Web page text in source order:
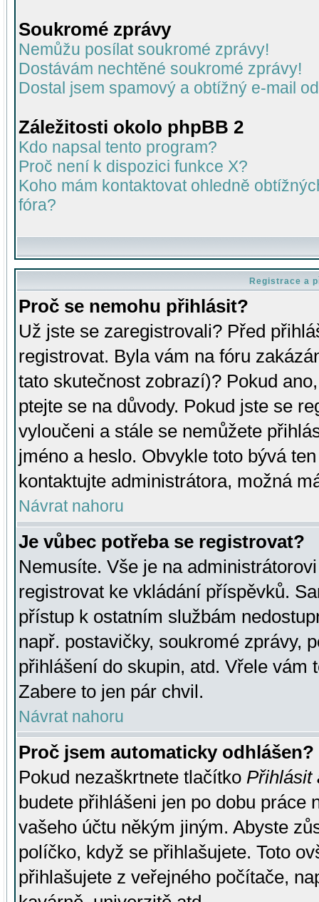
Soukromé zprávy
Nemůžu posílat soukromé zprávy!
Dostávám nechtěné soukromé zprávy!
Dostal jsem spamový a obtížný e-mail
Záležitosti okolo phpBB 2
Kdo napsal tento program?
Proč není k dispozici funkce X?
Koho mám kontaktovat ohledně
fóra?
Registrace a
Proč se nemohu přihlásit?
Už jste se zaregistrovali? Před
registrovat. Byla vám na fóru
tato skutečnost zobrazí)? Pokud
ptejte se na důvody. Pokud jste se
vyloučeni a stále se nemůžete
jméno a heslo. Obvykle toto bývá
kontaktujte administrátora, možná
Návrat nahoru
Je vůbec potřeba se registrovat?
Nemusíte. Vše je na
registrovat ke vkládání příspěvků.
přístup k ostatním službám
např. postavičky, soukromé zprávy,
přihlášení do skupin, atd. Vřele vám
Zabere to jen pár chvil.
Návrat nahoru
Proč jsem automaticky odhlášen?
Pokud nezaškrtnete tlačítko Přihlásit
budete přihlášeni jen po dobu práce
vašeho účtu někým jiným. Abyste
políčko, když se přihlašujete. Toto
přihlašujete z veřejného počítače,